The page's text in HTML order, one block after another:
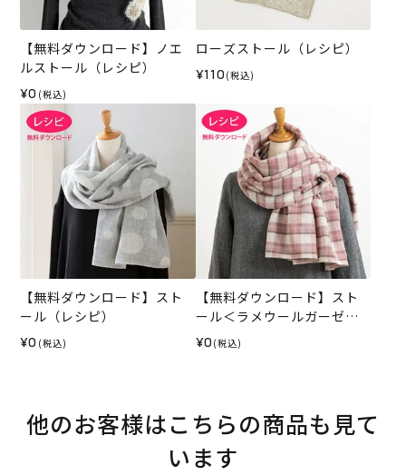
【無料ダウンロード】ノエ
ルストール（レシピ）
¥0 (税込)
ローズストール（レシピ）
¥110 (税込)
【無料ダウンロード】スト
ール（レシピ）
¥0 (税込)
【無料ダウンロード】スト
ール＜ラメウールガーゼ＞
（レシピ）
¥0 (税込)
他のお客様はこちらの商品も見て
います